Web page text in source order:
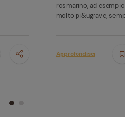
rosmarino, ad
molto pi&ugrave;
Approfondisci